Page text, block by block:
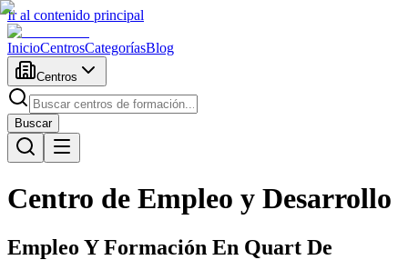
Ir al contenido principal
InicioCentrosCategoríasBlog
Centros
Buscar
Centro de Empleo y Desarrollo
Empleo Y Formación En Quart De